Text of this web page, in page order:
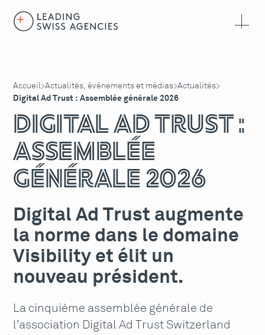
Accueil>Actualités, événements et médias>Actualités>
Digital Ad Trust : Assemblée générale 2026
Digital Ad Trust :
Assemblée
générale 2026
Digital Ad Trust augmente
la norme dans le domaine
Visibility et élit un
nouveau président.
La cinquième assemblée générale de
l’association Digital Ad Trust Switzerland